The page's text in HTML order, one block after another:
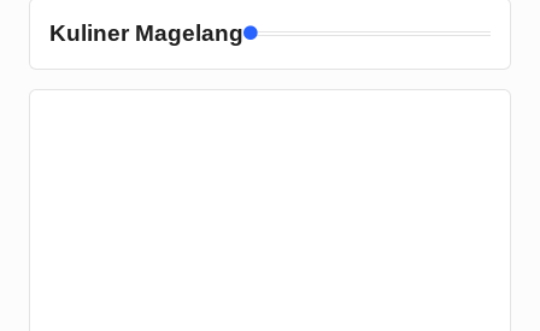
Kuliner Magelang